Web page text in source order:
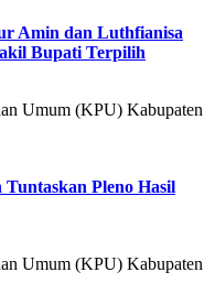
Amin dan Luthfianisa
Bupati Terpilih
Umum (KPU) Kabupaten
Pleno Hasil
Umum (KPU) Kabupaten